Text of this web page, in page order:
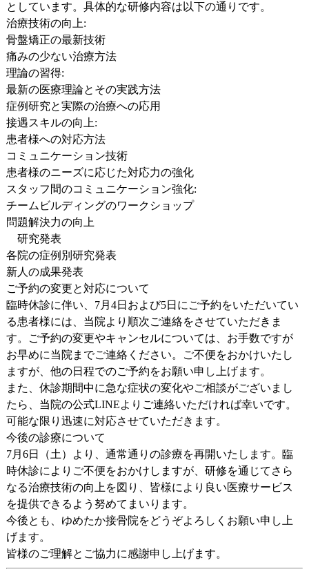
としています。具体的な研修内容は以下の通りです。
治療技術の向上:
骨盤矯正の最新技術
痛みの少ない治療方法
理論の習得:
最新の医療理論とその実践方法
症例研究と実際の治療への応用
接遇スキルの向上:
患者様への対応方法
コミュニケーション技術
患者様のニーズに応じた対応力の強化
スタッフ間のコミュニケーション強化:
チームビルディングのワークショップ
問題解決力の向上
研究発表
各院の症例別研究発表
新人の成果発表
ご予約の変更と対応について
臨時休診に伴い、7月4日および5日にご予約をいただいてい
る患者様には、当院より順次ご連絡をさせていただきま
す。ご予約の変更やキャンセルについては、お手数ですが
お早めに当院までご連絡ください。ご不便をおかけいたし
ますが、他の日程でのご予約をお願い申し上げます。
また、休診期間中に急な症状の変化やご相談がございまし
たら、当院の公式LINEよりご連絡いただければ幸いです。
可能な限り迅速に対応させていただきます。
今後の診療について
7月6日（土）より、通常通りの診療を再開いたします。臨
時休診によりご不便をおかけしますが、研修を通じてさら
なる治療技術の向上を図り、皆様により良い医療サービス
を提供できるよう努めてまいります。
今後とも、ゆめたか接骨院をどうぞよろしくお願い申し上
げます。
皆様のご理解とご協力に感謝申し上げます。